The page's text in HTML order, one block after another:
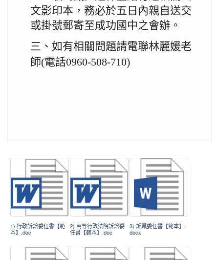
文影印本，務必於五日內親自送交
或掛號郵寄至成功國中之會辦。
三、 如有相關問題請電聯林麗媛老
師(電話0960-508-710)
1) 行政訴訟委任書【範
本】.doc
2) 高等行政法院訴訟委
任書【範本】.doc
3) 訴願委任書【範本】.
docx